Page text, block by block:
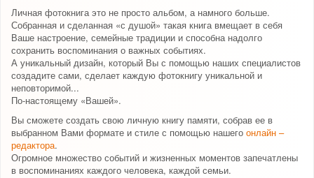
Личная фотокнига это не просто альбом, а намного больше.
Собранная и сделанная «с душой» такая книга вмещает в себя
Ваше настроение, семейные традиции и способна надолго
сохранить воспоминания о важных событиях.
А уникальный дизайн, который Вы с помощью наших специалистов
создадите сами, сделает каждую фотокнигу уникальной и
неповторимой...
По-настоящему «Вашей».
Вы сможете создать свою личную книгу памяти, собрав ее в
выбранном Вами формате и стиле с помощью нашего онлайн –
редактора.
Огромное множество событий и жизненных моментов запечатлены
в воспоминаниях каждого человека, каждой семьи.